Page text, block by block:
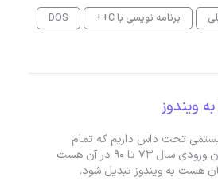
برنامه نویسی با C++ DOS
تحت داس داریم که تمام
اطلاعات دانشجویان ورودی سال 73 تا 90 در آن هست
هست به ویندوز تبدیل شود.